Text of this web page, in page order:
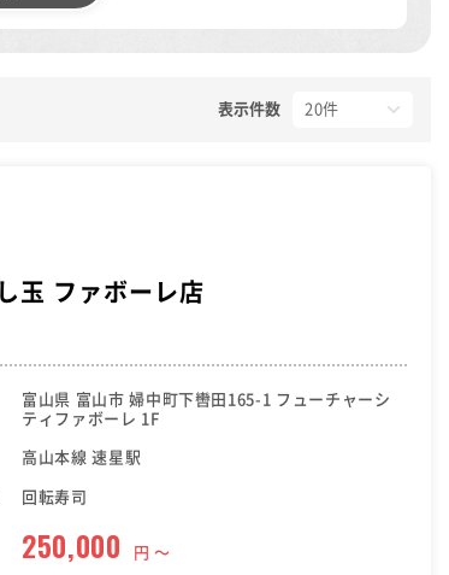
表示件数
玉 ファボーレ店
富山県 富山市 婦中町下轡田165-1 フューチャーシ
ティファボーレ 1F
高山本線 速星駅
回転寿司
250,000 円 〜